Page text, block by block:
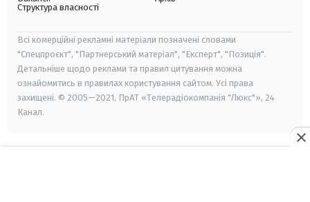
Структура власності
Всі комерційні рекламні матеріали позначені словами
"Спецпроєкт", "Партнерський матеріал", "Експерт", "Позиція".
Детальніше щодо реклами та правил цитування можна
ознайомитись в правилах користування сайтом. Усі права
захищені. © 2005—2021, ПрАТ «Телерадіокомпанія "Люкс"», 24
Канал.